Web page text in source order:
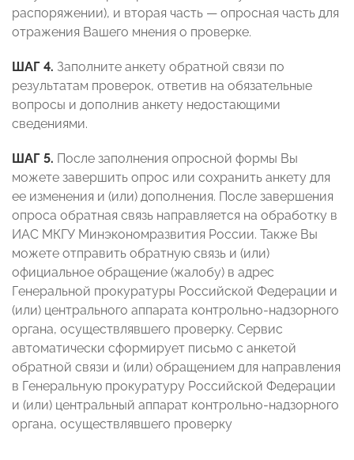
распоряжении), и вторая часть — опросная часть для
отражения Вашего мнения о проверке.
ШАГ 4. Заполните анкету обратной связи по
результатам проверок, ответив на обязательные
вопросы и дополнив анкету недостающими
сведениями.
ШАГ 5. После заполнения опросной формы Вы
можете завершить опрос или сохранить анкету для
ее изменения и (или) дополнения. После завершения
опроса обратная связь направляется на обработку в
ИАС МКГУ Минэкономразвития России. Также Вы
можете отправить обратную связь и (или)
официальное обращение (жалобу) в адрес
Генеральной прокуратуры Российской Федерации и
(или) центрального аппарата контрольно-надзорного
органа, осуществлявшего проверку. Сервис
автоматически сформирует письмо с анкетой
обратной связи и (или) обращением для направления
в Генеральную прокуратуру Российской Федерации
и (или) центральный аппарат контрольно-надзорного
органа, осуществлявшего проверку